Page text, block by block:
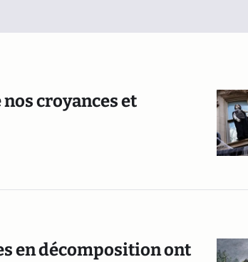
croyances et
en décomposition ont